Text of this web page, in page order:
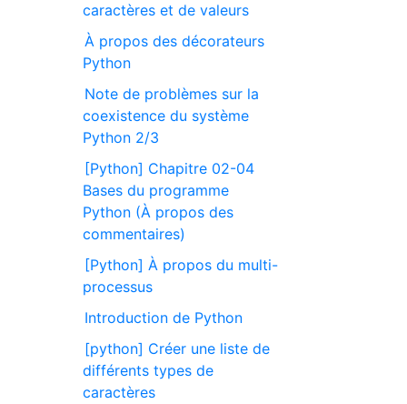
caractères et de valeurs
À propos des décorateurs
Python
Note de problèmes sur la
coexistence du système
Python 2/3
[Python] Chapitre 02-04
Bases du programme
Python (À propos des
commentaires)
[Python] À propos du multi-
processus
Introduction de Python
[python] Créer une liste de
différents types de
caractères